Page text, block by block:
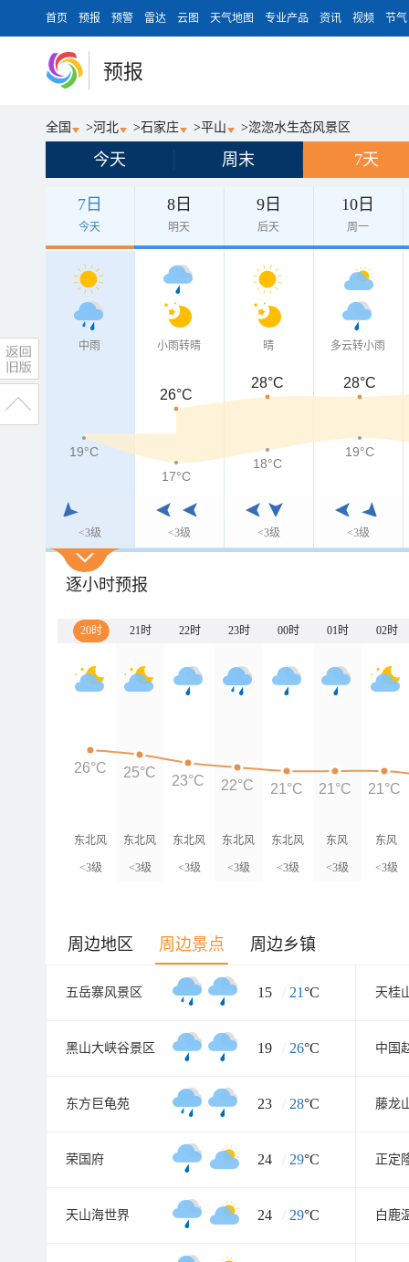
首页 预报 预警 雷达 云图 天气地图 专业产品 资讯 视频 节气
预报
全国 >河北 >石家庄 >平山 >淴淴水生态风景区
今天 周末 7天
7日
今天
8日
明天
9日
后天
10日
周一
中雨
<3级
小雨转晴
<3级
晴
<3级
多云转小雨
<3级
26°C
28°C 28°C
19°C
17°C
18°C
19°C
逐小时预报
20时 21时 22时 23时 00时 01时 02时
东北风
<3级
东北风
<3级
东北风
<3级
东北风
<3级
东北风
<3级
东风
<3级
东风
<3级
26°C 25°C
23°C 22°C 21°C 21°C 21°C
周边地区 周边景点 周边乡镇
五岳寨风景区 15 / 21°C 天桂
黑山大峡谷景区 19 / 26°C 中国
东方巨龟苑 23 / 28°C 藤龙
荣国府 24 / 29°C 正定
天山海世界 24 / 29°C 白鹿